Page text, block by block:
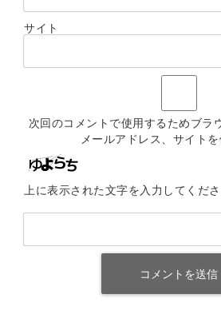
サイト
次回のコメントで使用するためブラ
メールアドレス、サイトを
上に表示された文字を入力してくださ